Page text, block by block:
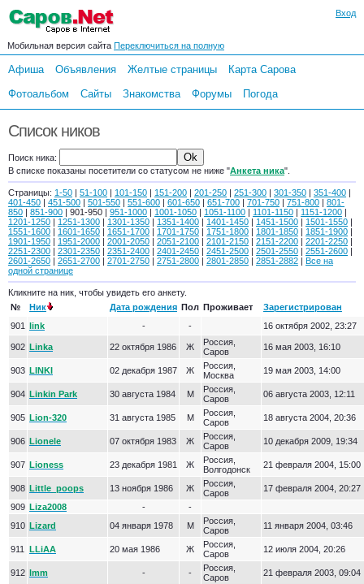
Вход
Мобильная версия сайта Переключиться на полную
Афиша Объявления Желтые страницы
Карта Сарова
Фотоальбом
Сайты Знакомства Форумы Погода
Список ников
Поиск ника:
В списке показаны посетители со статусом не ниже "Анкета ника".
Страницы: 1-50 | 51-100 | 101-150 | 151-200 | 201-250 | 251-300 | 301-350 | 351-400 |
401-450 | 451-500 | 501-550 | 551-600 | 601-650 | 651-700 | 701-750 | 751-800 | 801-
850 | 851-900 | 901-950 | 951-1000 | 1001-1050 | 1051-1100 | 1101-1150 | 1151-1200 |
1201-1250 | 1251-1300 | 1301-1350 | 1351-1400 | 1401-1450 | 1451-1500 | 1501-1550 |
1551-1600 | 1601-1650 | 1651-1700 | 1701-1750 | 1751-1800 | 1801-1850 | 1851-1900 |
1901-1950 | 1951-2000 | 2001-2050 | 2051-2100 | 2101-2150 | 2151-2200 | 2201-2250 |
2251-2300 | 2301-2350 | 2351-2400 | 2401-2450 | 2451-2500 | 2501-2550 | 2551-2600 |
2601-2650 | 2651-2700 | 2701-2750 | 2751-2800 | 2801-2850 | 2851-2882 | Все на
одной странице
Кликните на ник, чтобы увидеть его анкету.
№
Ник Дата рождения Пол Проживает
Зарегистрирован
901 link - - 16 октября 2002, 23:27
902 Linka 22 октября 1986 Ж
Россия,
Саров
16 мая 2003, 16:10
903 LINKI 02 декабря 1987 Ж
Россия,
Москва
19 мая 2003, 14:00
904 Linkin Park 30 августа 1984 М
Россия,
Саров
06 августа 2003, 12:11
905 Lion-320 31 августа 1985 М
Россия,
Саров
18 августа 2004, 20:36
906 Lionele 07 октября 1983 Ж
Россия,
Саров
10 декабря 2009, 19:34
907 Lioness 23 декабря 1981 Ж
Россия,
Волгодонск
21 февраля 2004, 15:00
908 Little_poops 13 ноября 1986 Ж
Россия,
Саров
17 февраля 2004, 20:27
909 Liza2008 -
-
910 Lizard 04 января 1978 М
Россия,
Саров
11 января 2004, 03:46
911 LLiAA 20 мая 1986 Ж
Россия,
Саров
12 июля 2004, 20:26
912 lmm - -
Россия,
Саров
21 февраля 2003, 09:04